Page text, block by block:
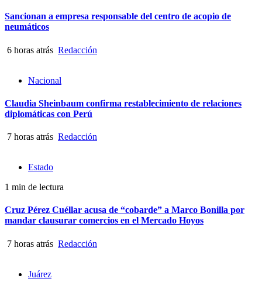
Sancionan a empresa responsable del centro de acopio de
neumáticos
6 horas atrás Redacción
Nacional
Claudia Sheinbaum confirma restablecimiento de relaciones
diplomáticas con Perú
7 horas atrás Redacción
Estado
1 min de lectura
Cruz Pérez Cuéllar acusa de “cobarde” a Marco Bonilla por
mandar clausurar comercios en el Mercado Hoyos
7 horas atrás Redacción
Juárez